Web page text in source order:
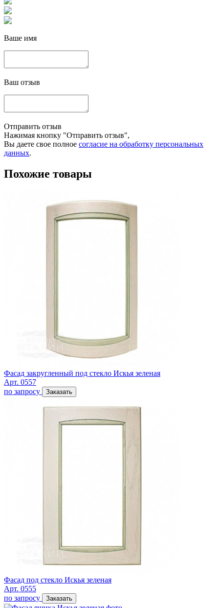
Ваше имя
Ваш отзыв
Отправить отзыв
Нажимая кнопку "Отправить отзыв",
Вы даете свое полное согласие на обработку персональных
данных.
Похожие товары
Фасад закругленный под стекло Искья зеленая
Арт. 0557
по запросу
Заказать
Фасад под стекло Искья зеленая
Арт. 0555
по запросу
Заказать